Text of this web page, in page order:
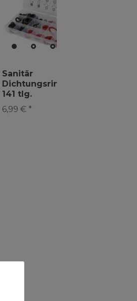
Sanitär
Dichtungsringeset
141 tlg.
6,99 € *